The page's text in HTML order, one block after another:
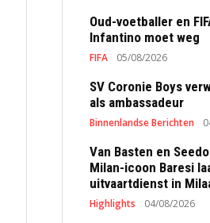
Oud-voetballer en
Infantino moet weg
FIFA 05/08/2026
SV Coronie Boys
als ambassadeur
Binnenlandse Berichten
Van Basten en
Milan-icoon Baresi
uitvaartdienst in
Highlights 04/08/2026